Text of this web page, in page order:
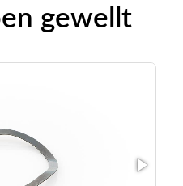
gewellt